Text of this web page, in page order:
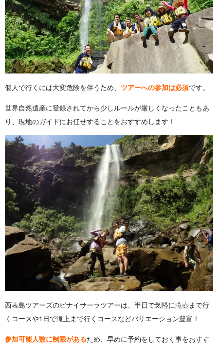
個人で行くには大変危険を伴うため、 ツアーへの参加は必須です。
世界自然遺産に登録されてから少しルールが厳しくなったこともあ
り、現地のガイドにお任せすることをおすすめします！
西表島ツアーズのピナイサーラツアーは、半日で気軽に滝壺まで行
くコースや1日で滝上まで行くコースなどバリエーション豊富！
参加可能人数に制限があるため、早めに予約をしておく事をおすす